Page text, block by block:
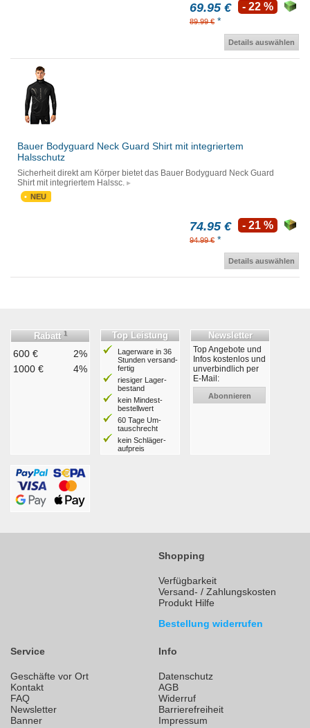
69.95 €
89.99 € *
- 22 %
Details auswählen
Bauer Bodyguard Neck Guard Shirt mit integriertem
Halsschutz
Sicherheit direkt am Körper bietet das Bauer Bodyguard Neck Guard
Shirt mit integriertem Halssc.
NEU
74.95 €
94.99 € *
- 21 %
Details auswählen
Rabatt 1
600 €
2%
1000 €
4%
Top Leistung
Lagerware in 36
Stunden ver­sand­
fertig
riesiger Lager­
bestand
kein Mindest­
bestell­wert
60 Tage Um­
tausch­recht
kein Schläger­
aufpreis
Newsletter
Top Angebote und
Infos kostenlos und
unverbindlich per
E-Mail:
Abonnieren
Shopping
Verfügbarkeit
Versand- / Zahlungskosten
Produkt Hilfe
Bestellung widerrufen
Service
Geschäfte vor Ort
Kontakt
FAQ
Newsletter
Banner
Info
Datenschutz
AGB
Widerruf
Barrierefreiheit
Impressum